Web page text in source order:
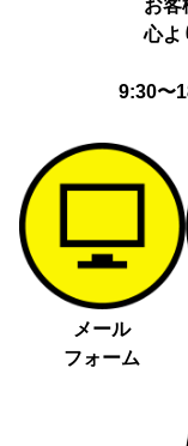
よる安全な電送、又
提供先：広告配信事
個人情報の取り扱い
（目的外利用禁止、
お客様の個人情報は
無く第三者に提供す
法令に基づく場合
人の生命、身体
て、本人の同意
公衆衛生の向上
がある場合であ
国の機関若しく
の定める事務を
お客
心よ
9:30〜
メール
フォーム